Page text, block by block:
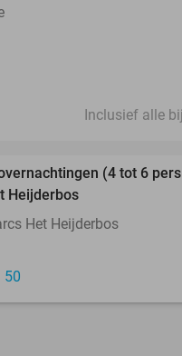
Inclusief alle
(4 tot 6
Heijderbos
Het Heijderbos
50